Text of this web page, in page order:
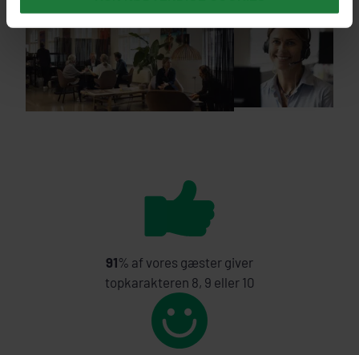
91% af vores gæster giver
topkarakteren 8, 9 eller 10